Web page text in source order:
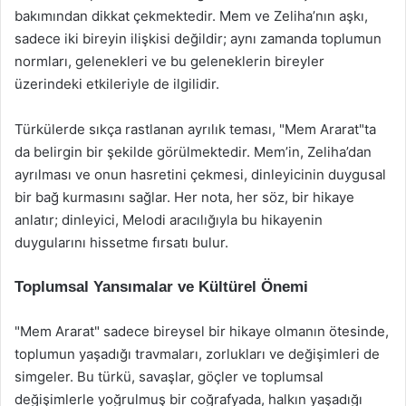
bakımından dikkat çekmektedir. Mem ve Zeliha’nın aşkı,
sadece iki bireyin ilişkisi değildir; aynı zamanda toplumun
normları, gelenekleri ve bu geleneklerin bireyler
üzerindeki etkileriyle de ilgilidir.
Türkülerde sıkça rastlanan ayrılık teması, "Mem Ararat"ta
da belirgin bir şekilde görülmektedir. Mem’in, Zeliha’dan
ayrılması ve onun hasretini çekmesi, dinleyicinin duygusal
bir bağ kurmasını sağlar. Her nota, her söz, bir hikaye
anlatır; dinleyici, Melodi aracılığıyla bu hikayenin
duygularını hissetme fırsatı bulur.
Toplumsal Yansımalar ve Kültürel Önemi
"Mem Ararat" sadece bireysel bir hikaye olmanın ötesinde,
toplumun yaşadığı travmaları, zorlukları ve değişimleri de
simgeler. Bu türkü, savaşlar, göçler ve toplumsal
değişimlerle yoğrulmuş bir coğrafyada, halkın yaşadığı